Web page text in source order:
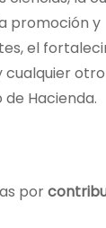
promoción y
el
cualquier otro
Hacienda.
por